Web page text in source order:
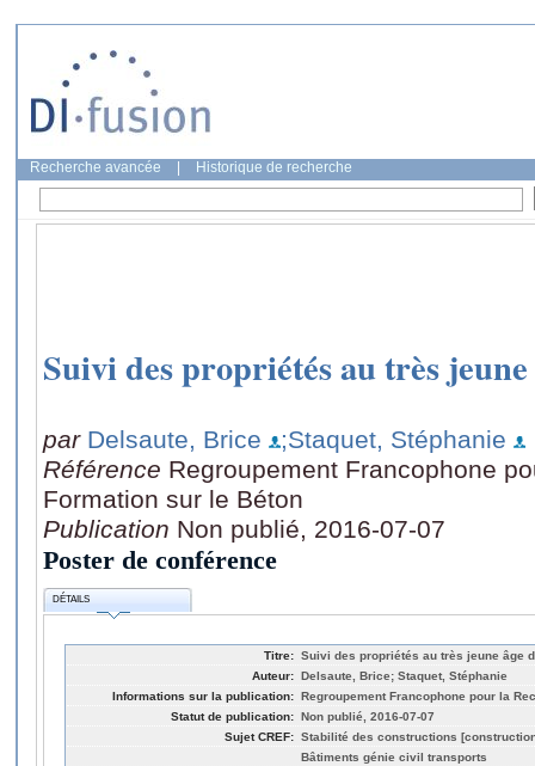
Recherche avancée Historique de recherche
Suivi des propriétés au très
par Delsaute, Brice
;Staquet, Stéphanie
Référence Regroupement Francophone
Formation sur le Béton
Publication Non publié, 2016-07-07
Poster de conférence
DÉTAILS
Titre: Suivi des propriétés au très jeune âge
Auteur: Delsaute, Brice; Staquet, Stéphanie
Informations sur la publication: Regroupement Francophone pour la
Statut de publication: Non publié, 2016-07-07
Sujet CREF: Stabilité des constructions
Bâtiments génie civil transports